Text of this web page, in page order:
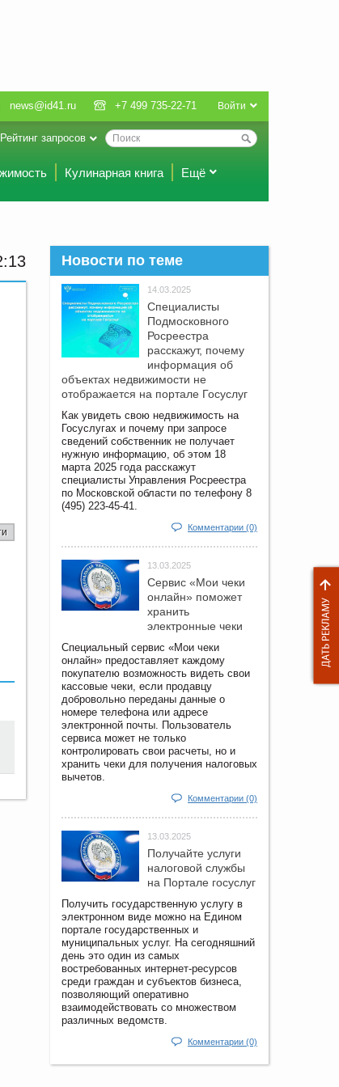
Войти
news@id41.ru +7 499 735-22-71
Рейтинг запросов
Кулинарная книга Ещё
Новости по теме
14.03.2025
Специалисты
Подмосковного
Росреестра
расскажут, почему
информация об
объектах недвижимости не
отображается на портале Госуслуг
Как увидеть свою недвижимость на
Госуслугах и почему при запросе
сведений собственник не получает
нужную информацию, об этом 18
марта 2025 года расскажут
специалисты Управления Росреестра
по Московской области по телефону 8
(495) 223-45-41.
Комментарии (0)
13.03.2025
Сервис «Мои чеки
онлайн» поможет
хранить
электронные чеки
Специальный сервис «Мои чеки
онлайн» предоставляет каждому
покупателю возможность видеть свои
кассовые чеки, если продавцу
добровольно переданы данные о
номере телефона или адресе
электронной почты. Пользователь
сервиса может не только
контролировать свои расчеты, но и
хранить чеки для получения налоговых
вычетов.
Комментарии (0)
13.03.2025
Получайте услуги
налоговой службы
на Портале госyслуг
Получить государственную услугу в
электронном виде можно на Едином
портале государственных и
муниципальных услуг. На сегодняшний
день это один из самых
востребованных интернет-ресурсов
среди граждан и субъектов бизнеса,
позволяющий оперативно
взаимодействовать со множеством
различных ведомств.
Комментарии (0)